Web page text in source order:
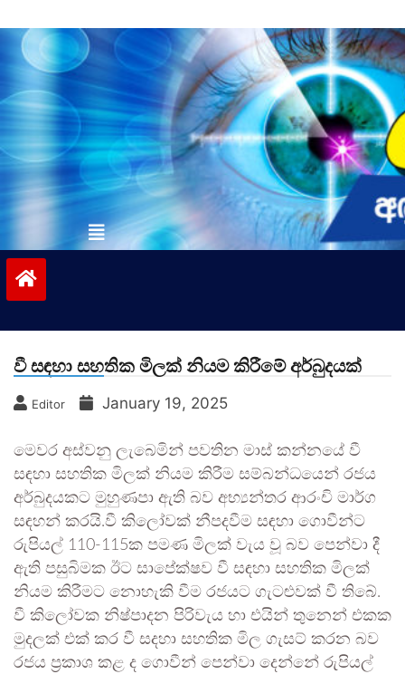
to
contentvinivida.lk
වී සඳහා සහතික මිලක් නියම කිරීමේ අර්බුදයක්
Editor January 19, 2025
මෙවර අස්වනු ලැබෙමින් පවතින මාස් කන්නයේ වී
සඳහා සහතික මිලක් නියම කිරීම සම්බන්ධයෙන් රජය
අර්බුදයකට මුහුණපා ඇති බව අභ්‍යන්තර ආරංචි මාර්ග
සඳහන් කරයි.වී කිලෝවක් නීපදවීම සඳහා ගොවීන්ට
රුපියල් 110-115ක පමණ මිලක් වැය වූ බව පෙන්වා දී
ඇති පසුබිමක ඊට සාපේක්ෂව වී සඳහා සහතික මිලක්
නියම කිරීමට නොහැකි වීම රජයට ගැටළුවක් වී තිබේ.
වී කිලෝවක නිෂ්පාදන පිරිවැය හා එයින් තුනෙන් එකක
මුදලක් එක් කර වී සදහා සහතික මිල ගැසට් කරන බව
රජය ප්‍රකාශ කළ ද ගොවීන් පෙන්වා දෙන්නේ රුපියල්